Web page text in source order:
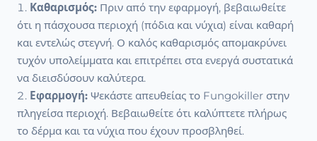
Καθαρισμός: Πριν από την εφαρμογή, βεβαιωθείτε
ότι η πάσχουσα περιοχή (πόδια και νύχια) είναι καθαρή
και εντελώς στεγνή. Ο καλός καθαρισμός απομακρύνει
τυχόν υπολείμματα και επιτρέπει στα ενεργά συστατικά
να διεισδύσουν καλύτερα.
Εφαρμογή: Ψεκάστε απευθείας το Fungokiller στην
πληγείσα περιοχή. Βεβαιωθείτε ότι καλύπτετε πλήρως
το δέρμα και τα νύχια που έχουν προσβληθεί.